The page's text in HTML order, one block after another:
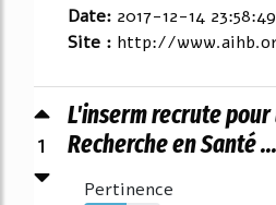
Date: 2017-12-14 23:58:49
Site : http://
1
L'inserm recrute
Recherche en Santé ...
Pertinence